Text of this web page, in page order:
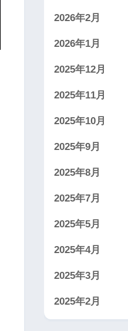
2026年2月
2026年1月
2025年12月
2025年11月
2025年10月
2025年9月
2025年8月
2025年7月
2025年5月
2025年4月
2025年3月
2025年2月